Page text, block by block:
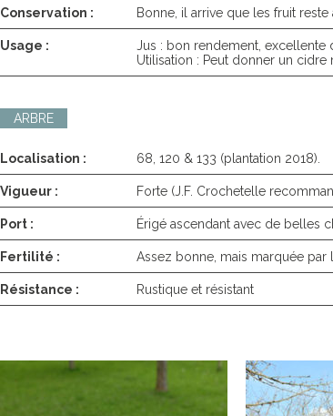
Conservation : Bonne, il arrive que les fruit
Usage :
Jus : bon rendement, excellente
Utilisation : Peut donner un
ARBRE
Localisation : 68, 120 & 133 (plantation 2018).
Vigueur : Forte (J.F. Crochetelle
Port : Érigé ascendant avec de belles
Fertilité : Assez bonne, mais marquée par
Résistance : Rustique et résistant